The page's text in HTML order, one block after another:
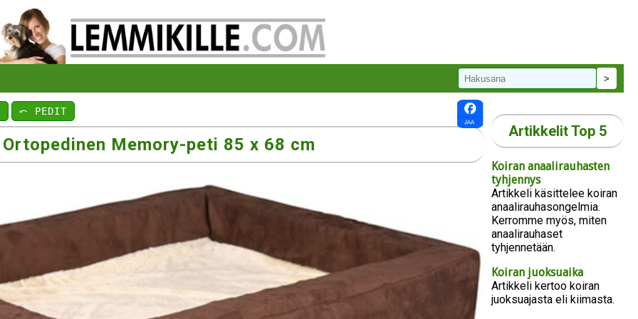
⤺ PEDIT
Ortopedinen Memory-peti 85 x 68 cm
Artikkelit Top 5
Koiran anaalirauhasten
tyhjennys
Artikkeli käsittelee koiran
anaalirauhasongelmia.
Kerromme myös, miten
anaalirauhaset
tyhjennetään.
Koiran juoksuaika
Artikkeli kertoo koiran
juoksuajasta eli kiimasta.